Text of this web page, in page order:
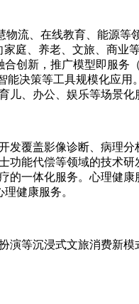
流、在线教育、能源等
庭、养老、文旅、商业
创新，推广模型即服务
决策等工具规模化应用
、办公、娱乐等场景化
发覆盖影像诊断、病理
功能代偿等领域的技术
的一体化服务。心理健
健康服务。
演等沉浸式文旅消费新模